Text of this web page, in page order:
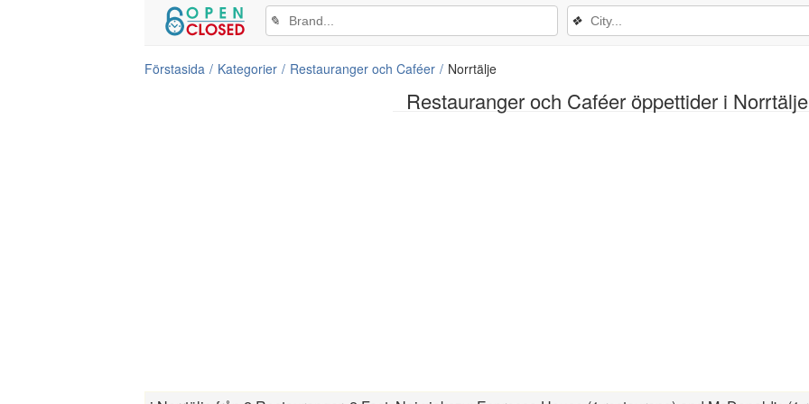
Restauranger och Caféer öppettider i Norrtälje
✎ ❖
Förstasida Kategorier Restauranger och Caféer Norrtälje